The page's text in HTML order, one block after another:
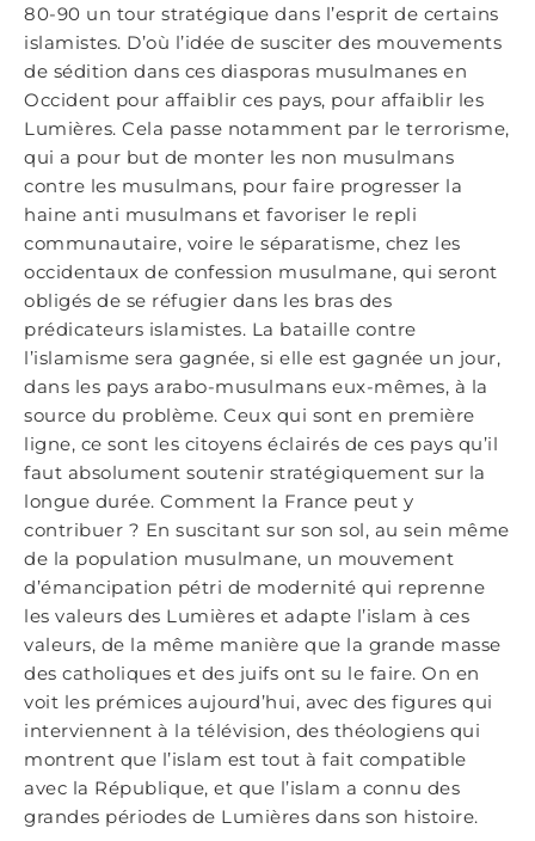
80-90 un tour stratégique dans l’esprit de certains
islamistes. D’où l’idée de susciter des mouvements
de sédition dans ces diasporas musulmanes en
Occident pour affaiblir ces pays, pour affaiblir les
Lumières. Cela passe notamment par le terrorisme,
qui a pour but de monter les non musulmans
contre les musulmans, pour faire progresser la
haine anti musulmans et favoriser le repli
communautaire, voire le séparatisme, chez les
occidentaux de confession musulmane, qui seront
obligés de se réfugier dans les bras des
prédicateurs islamistes. La bataille contre
l’islamisme sera gagnée, si elle est gagnée un jour,
dans les pays arabo-musulmans eux-mêmes, à la
source du problème. Ceux qui sont en première
ligne, ce sont les citoyens éclairés de ces pays qu’il
faut absolument soutenir stratégiquement sur la
longue durée. Comment la France peut y
contribuer ? En suscitant sur son sol, au sein même
de la population musulmane, un mouvement
d’émancipation pétri de modernité qui reprenne
les valeurs des Lumières et adapte l’islam à ces
valeurs, de la même manière que la grande masse
des catholiques et des juifs ont su le faire. On en
voit les prémices aujourd’hui, avec des figures qui
interviennent à la télévision, des théologiens qui
montrent que l’islam est tout à fait compatible
avec la République, et que l’islam a connu des
grandes périodes de Lumières dans son histoire.